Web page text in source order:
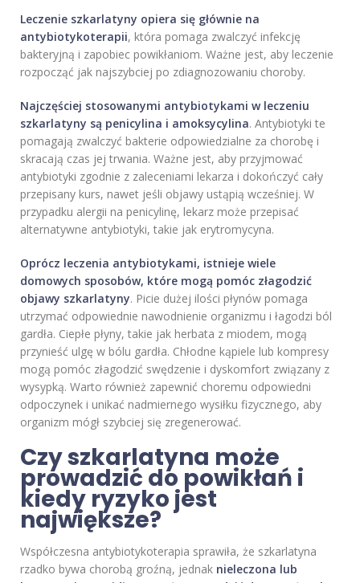
Leczenie szkarlatyny opiera się głównie na
antybiotykoterapii, która pomaga zwalczyć infekcję
bakteryjną i zapobiec powikłaniom. Ważne jest, aby leczenie
rozpocząć jak najszybciej po zdiagnozowaniu choroby.
Najczęściej stosowanymi antybiotykami w leczeniu
szkarlatyny są penicylina i amoksycylina. Antybiotyki te
pomagają zwalczyć bakterie odpowiedzialne za chorobę i
skracają czas jej trwania. Ważne jest, aby przyjmować
antybiotyki zgodnie z zaleceniami lekarza i dokończyć cały
przepisany kurs, nawet jeśli objawy ustąpią wcześniej. W
przypadku alergii na penicylinę, lekarz może przepisać
alternatywne antybiotyki, takie jak erytromycyna.
Oprócz leczenia antybiotykami, istnieje wiele
domowych sposobów, które mogą pomóc złagodzić
objawy szkarlatyny. Picie dużej ilości płynów pomaga
utrzymać odpowiednie nawodnienie organizmu i łagodzi ból
gardła. Ciepłe płyny, takie jak herbata z miodem, mogą
przynieść ulgę w bólu gardła. Chłodne kąpiele lub kompresy
mogą pomóc złagodzić swędzenie i dyskomfort związany z
wysypką. Warto również zapewnić choremu odpowiedni
odpoczynek i unikać nadmiernego wysiłku fizycznego, aby
organizm mógł szybciej się zregenerować.
Czy szkarlatyna może
prowadzić do powikłań i
kiedy ryzyko jest
największe?
Współczesna antybiotykoterapia sprawiła, że szkarlatyna
rzadko bywa chorobą groźną, jednak nieleczona lub